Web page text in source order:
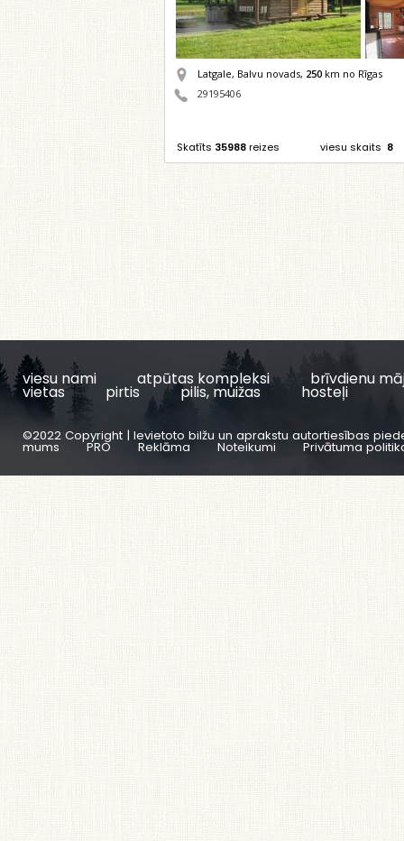
Latgale, Balvu novads, 250 km no Rīgas
29195406
Skatīts 35988reizes viesu skaits 8
viesu nami atpūtas kompleksi brīvdienu
vietas pirtis pilis, muižas hosteļi
©2022 Copyright | Ievietoto bilžu un aprakstu autortiesības
mums PRO Reklāma Noteikumi Privātuma